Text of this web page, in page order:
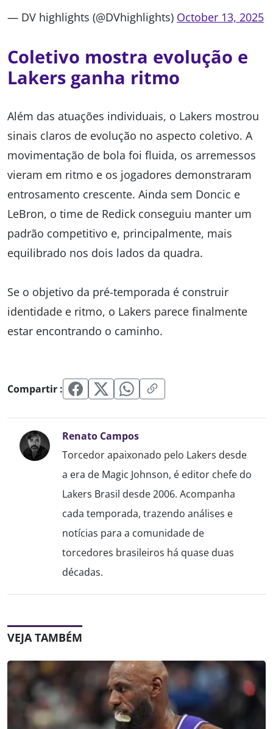
— DV highlights (@DVhighlights) October 13, 2025
Coletivo mostra evolução e
Lakers ganha ritmo
Além das atuações individuais, o Lakers mostrou
sinais claros de evolução no aspecto coletivo. A
movimentação de bola foi fluida, os arremessos
vieram em ritmo e os jogadores demonstraram
entrosamento crescente. Ainda sem Doncic e
LeBron, o time de Redick conseguiu manter um
padrão competitivo e, principalmente, mais
equilibrado nos dois lados da quadra.
Se o objetivo da pré-temporada é construir
identidade e ritmo, o Lakers parece finalmente
estar encontrando o caminho.
Compartir :
Renato Campos
Torcedor apaixonado pelo Lakers desde
a era de Magic Johnson, é editor chefe do
Lakers Brasil desde 2006. Acompanha
cada temporada, trazendo análises e
notícias para a comunidade de
torcedores brasileiros há quase duas
décadas.
VEJA TAMBÉM